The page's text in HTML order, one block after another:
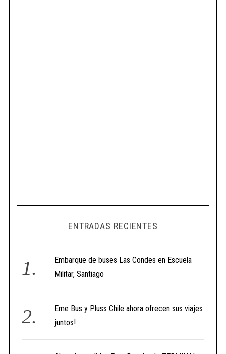
ENTRADAS RECIENTES
Embarque de buses Las Condes en Escuela
Militar, Santiago
Eme Bus y Pluss Chile ahora ofrecen sus viajes
juntos!